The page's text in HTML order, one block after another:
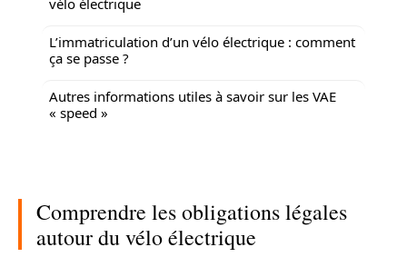
L’immatriculation d’un vélo électrique : comment
ça se passe ?
Autres informations utiles à savoir sur les VAE
« speed »
Comprendre les obligations légales
autour du vélo électrique